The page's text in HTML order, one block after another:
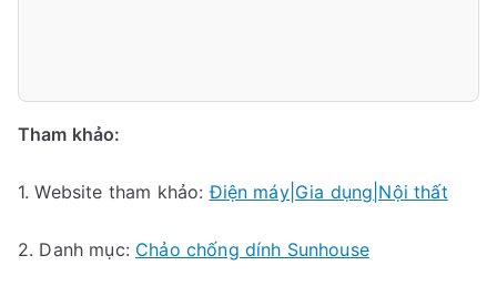
Tham khảo:
1. Website tham khảo:Điện máy|Gia dụng|Nội thất
2. Danh mục: Chảo chống dính Sunhouse